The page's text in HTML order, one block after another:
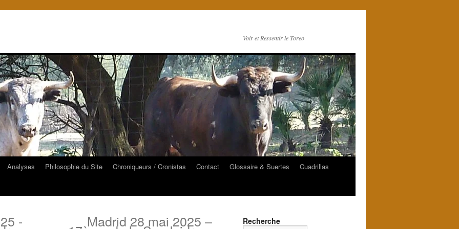
Voir et Ressentir le Toreo
Analyses Philosophie du Site Chroniqueurs / Cronistas Contact Glossaire & Suertes
Cuadrillas
- Madrid 28 mai 2025 – Recherche